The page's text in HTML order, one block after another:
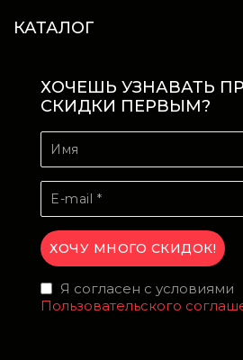
КАТАЛОГ
ХОЧЕШЬ УЗНАВАТЬ
СКИДКИ ПЕРВЫМ?
Я согласен с условиями
Пользовательского